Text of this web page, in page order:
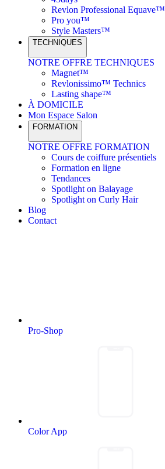
Revlon Professional Equave™
Pro you™
Style Masters™
TECHNIQUES
NOTRE OFFRE TECHNIQUES
Magnet™
Revlonissimo™ Technics
Lasting shape™
À DOMICILE
Mon Espace Salon
FORMATION
NOTRE OFFRE FORMATION
Cours de coiffure présentiels
Formation en ligne
Tendances
Spotlight on Balayage
Spotlight on Curly Hair
Blog
Contact
Pro-Shop
Color App